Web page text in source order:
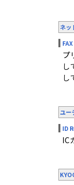
ネッ
プ
し
し
ユー
ID
IC